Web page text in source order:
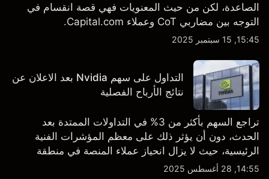
الصاعدة، لكن من حيث المعنويات فهي قصة انقسام في
التوجه بين مضاربي CoT وعملاء Capital.com.
15:45, 15 سبتمبر 2025
التداول على سهم Nvidia بعد الاعلان عن
نتائج الأرباح الفصلية
تراجع السهم بأكثر من 3% في التداولات الممتدة بعد
الحدث، دون أن يؤثر ذلك على معظم المؤشرات الفنية
الرئيسية، حيث لا يزال انحياز عملاء المنصة في منطقة
الشراء المفرط.
14:55, 28 أغسطس 2025